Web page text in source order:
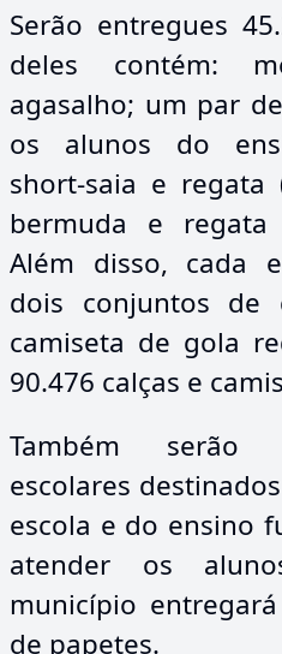
Serão entregues
deles contém:
agasalho; um par
os alunos do
short-saia e regata
bermuda e
Além disso, cada
dois conjuntos de
camiseta de gola
90.476 calças e
Também serão
escolares
escola e do ensino
atender os
município
de papetes.